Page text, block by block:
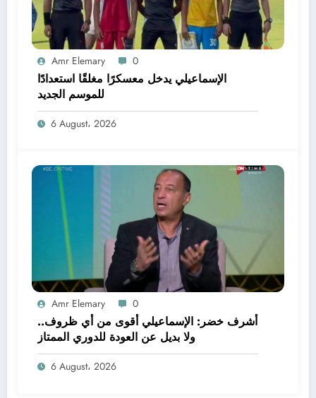
Amr Elemary 0
الإسماعيلي يدخل معسكرًا مغلقًا استعدادًا
للموسم الجديد
6 August، 2026
Amr Elemary 0
أشرف خضر: الإسماعيلي أقوى من أي ظروف..
ولا بديل عن العودة للدوري الممتاز
6 August، 2026